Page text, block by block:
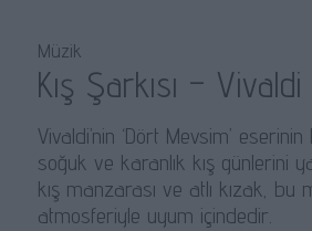
Müzik
Kış Şarkısı – Vivaldi
Vivaldi’nin ‘Dört Mevsim’
soğuk ve karanlık kış günlerini
kış manzarası ve atlı kızak, bu
atmosferiyle uyum içindedir.